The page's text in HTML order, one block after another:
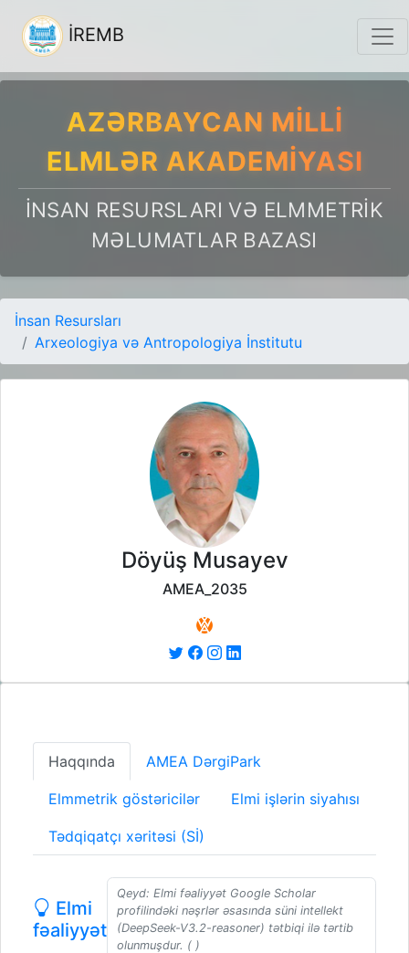
İREMB
AZƏRBAYCAN MILLI
ELMLƏR AKADEMIYASI
İNSAN RESURSLARI VƏ ELMMETRIK
MƏLUMATLAR BAZASI
İnsan Resursları
Arxeologiya və Antropologiya İnstitutu
Döyüş Musayev
AMEA_2035
Haqqında AMEA DərgiPark
Elmmetrik göstəricilər Elmi işlərin siyahısı
Tədqiqatçı xəritəsi (Sİ)
Elmi
fəaliyyət
Qeyd: Elmi fəaliyyət Google Scholar
profilindəki nəşrlər əsasında süni intellekt
(DeepSeek-V3.2-reasoner) tətbiqi ilə tərtib
olunmuşdur. ( )